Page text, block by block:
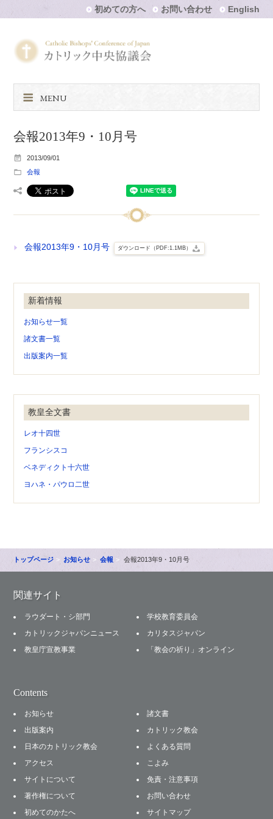
初めての方へ お問い合わせ English
MENU
会報2013年9・10月号
2013/09/01
会報
会報2013年9・10月号 ダウンロード（PDF:1.1MB）
新着情報
お知らせ一覧
諸文書一覧
出版案内一覧
教皇全文書
レオ十四世
フランシスコ
ベネディクト十六世
ヨハネ・パウロ二世
トップページ お知らせ 会報 会報2013年9・10月号
関連サイト
ラウダート・シ部門
学校教育委員会
カトリックジャパンニュース
カリタスジャパン
教皇庁宣教事業
「教会の祈り」オンライン
Contents
お知らせ
諸文書
出版案内
カトリック教会
日本のカトリック教会
よくある質問
アクセス
こよみ
サイトについて
免責・注意事項
著作権について
お問い合わせ
初めてのかたへ
サイトマップ